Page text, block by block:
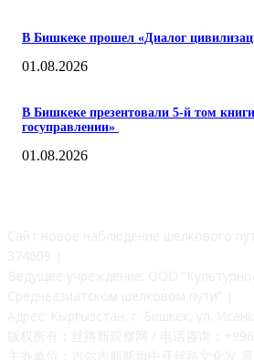
В Бишкеке прошел «Диалог
01.08.2026
В Бишкеке презентовали 5-й том
госуправлении»
01.08.2026